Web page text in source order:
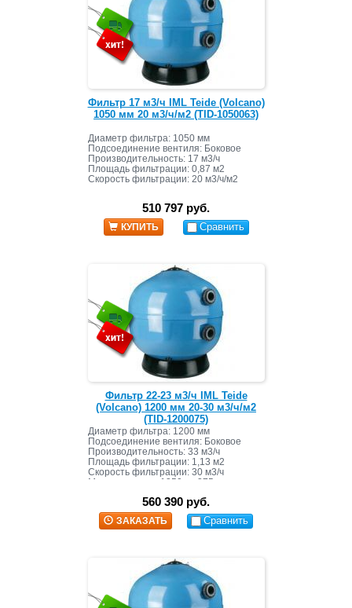
Фильтр 17 м3/ч IML Teide (Volcano)
1050 мм 20 м3/ч/м2 (TID-1050063)
Диаметр фильтра: 1050 мм
Подсоединение вентиля: Боковое
Производительность: 17 м3/ч
Площадь фильтрации: 0,87 м2
Скорость фильтрации: 20 м3/ч/м2
510 797 руб.
КУПИТЬ Сравнить
Фильтр 22-23 м3/ч IML Teide
(Volcano) 1200 мм 20-30 м3/ч/м2
(TID-1200075)
Диаметр фильтра: 1200 мм
Подсоединение вентиля: Боковое
Производительность: 33 м3/ч
Площадь фильтрации: 1,13 м2
Скорость фильтрации: 30 м3/ч
Масса засыпки: 1350 кг+275 кг
560 390 руб.
ЗАКАЗАТЬ Сравнить